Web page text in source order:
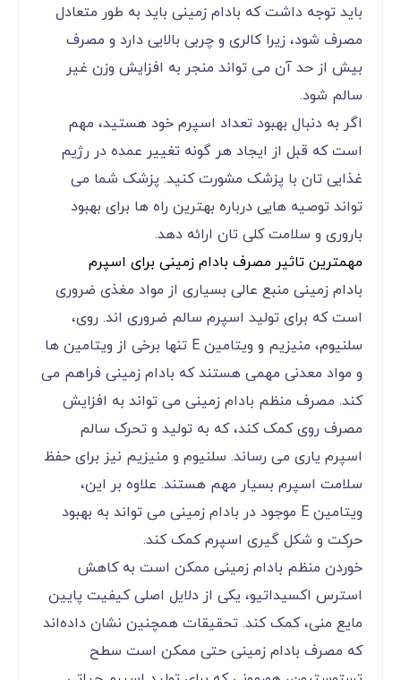
باید توجه داشت که بادام زمینی باید به‌ طور متعادل
مصرف شود، زیرا کالری و چربی بالایی دارد و مصرف
بیش از حد آن می ‌تواند منجر به افزایش وزن غیر
سالم شود.
اگر به دنبال بهبود تعداد اسپرم خود هستید، مهم
است که قبل از ایجاد هر گونه تغییر عمده در رژیم
غذایی ‌تان با پزشک مشورت کنید. پزشک شما می
‌تواند توصیه‌ هایی درباره بهترین راه‌ ها برای بهبود
باروری و سلامت کلی‌ تان ارائه دهد.
مهمترین تاثیر مصرف بادام زمینی برای اسپرم
بادام زمینی منبع عالی بسیاری از مواد مغذی ضروری
است که برای تولید اسپرم سالم ضروری ‌اند. روی،
سلنیوم، منیزیم و ویتامین E تنها برخی از ویتامین ‌ها
و مواد معدنی مهمی هستند که بادام زمینی فراهم می
‌کند. مصرف منظم بادام زمینی می ‌تواند به افزایش
مصرف روی کمک کند، که به تولید و تحرک سالم
اسپرم یاری می ‌رساند. سلنیوم و منیزیم نیز برای حفظ
سلامت اسپرم بسیار مهم هستند. علاوه بر این،
ویتامین E موجود در بادام زمینی می ‌تواند به بهبود
حرکت و شکل ‌گیری اسپرم کمک کند.
خوردن منظم بادام زمینی ممکن است به کاهش
استرس اکسیداتیو، یکی از دلایل اصلی کیفیت پایین
مایع منی، کمک کند. تحقیقات همچنین نشان داده‌اند
که مصرف بادام زمینی حتی ممکن است سطح